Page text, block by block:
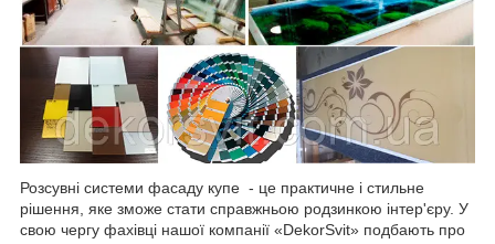
Розсувні системи фасаду купе - це практичне і стильне
рішення, яке зможе стати справжньою родзинкою інтер'єру. У
свою чергу фахівці нашої компанії «DekorSvit» подбають про